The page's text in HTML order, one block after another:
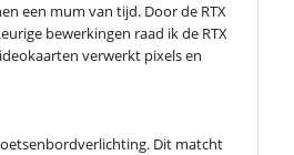
een mum van tijd. Door de RTX
bewerkingen raad ik de RTX
verwerkt pixels en
Dit matcht